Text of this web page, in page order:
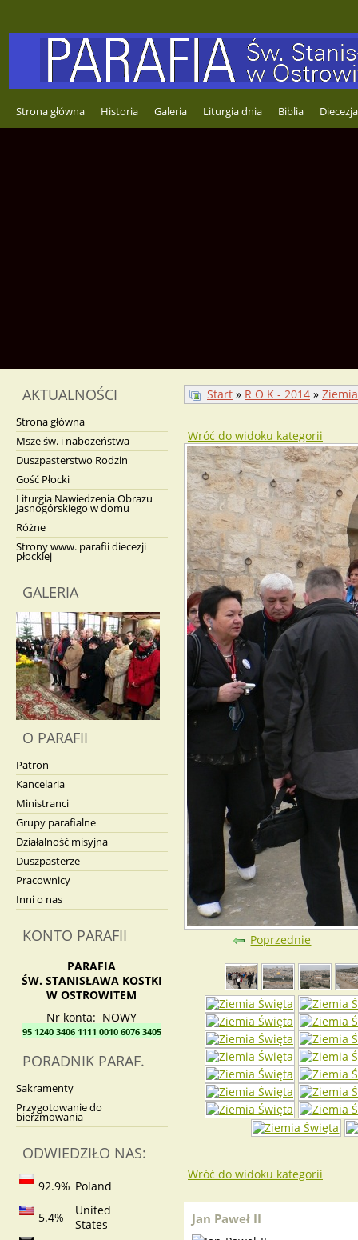
Strona główna Historia Galeria Liturgia dnia Biblia
AKTUALNOŚCI
Strona główna
Msze św. i nabożeństwa
Duszpasterstwo Rodzin
Gość Płocki
Liturgia Nawiedzenia Obrazu
Jasnogórskiego w domu
Różne
Strony www. parafii diecezji
płockiej
GALERIA
O PARAFII
Patron
Kancelaria
Ministranci
Grupy parafialne
Działalność misyjna
Duszpasterze
Pracownicy
Inni o nas
KONTO PARAFII
PARAFIA
ŚW. STANISŁAWA KOSTKI
W OSTROWITEM
Nr konta: NOWY
95 1240 3406 1111 0010 6076 3405
PORADNIK PARAF.
Sakramenty
Przygotowanie do
bierzmowania
ODWIEDZIŁO NAS:
92.9% Poland
5.4%
United
States
Start » R O K - 2014 »
Wróć do widoku kategorii
Poprzednie
Wróć do widoku kategorii
Jan Paweł II